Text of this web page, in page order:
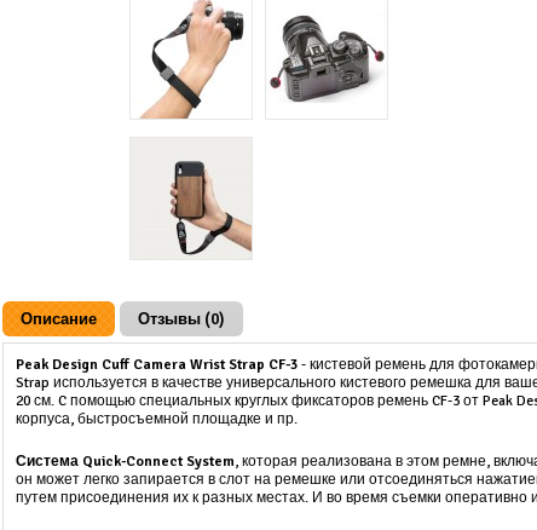
Описание Отзывы (0)
Peak Design Cuff Camera Wrist Strap CF-3- кистевой ремень для
Strap используется в качестве универсального кистевого ремешка для
20 см. C помощью специальных круглых фиксаторов ремень CF-3 от Peak
корпуса, быстросъемной площадке и пр.
Система Quick-Connect System, которая реализована в этом ремне,
он может легко запирается в слот на ремешке или отсоединяться
путем присоединения их к разных местах. И во время съемки